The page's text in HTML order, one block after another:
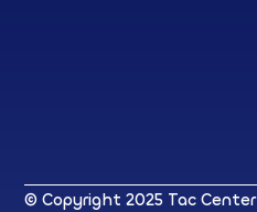
© Copyright 2025 Tac Center